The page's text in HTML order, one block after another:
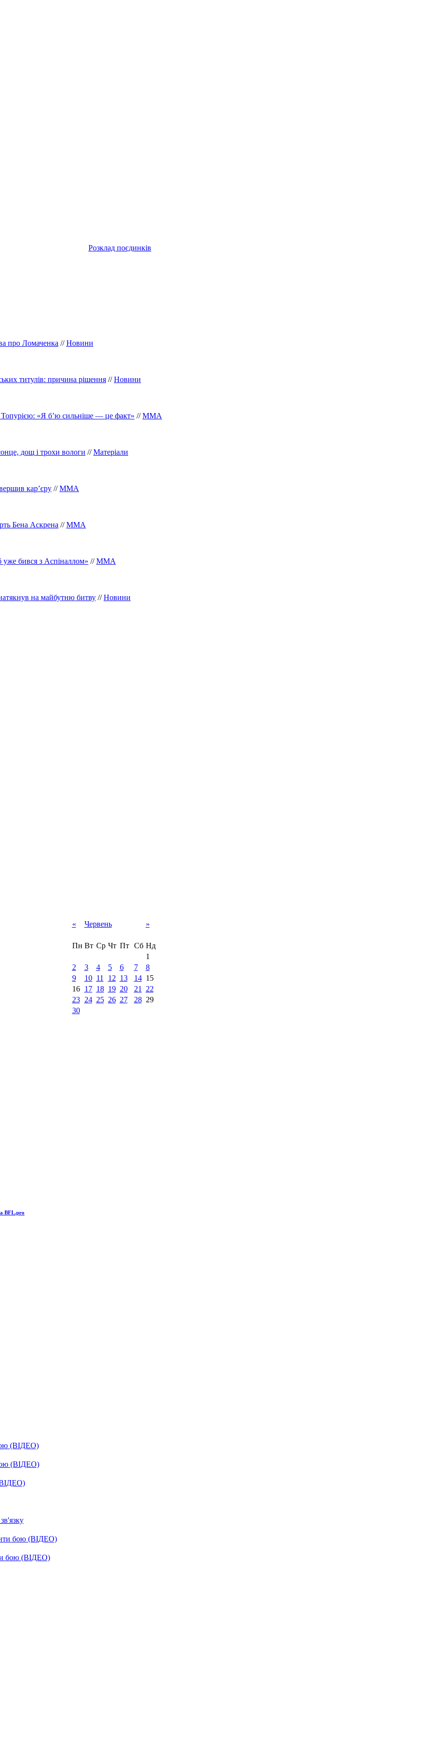
Розклад поєдинків
про Ломаченка //Новини
титулів: причина рішення //Новини
Топурією: «Я б’ю сильніше — це факт» //ММА
дощ і трохи вологи //Матеріали
кар’єру //ММА
Бена Аскрена //ММА
уже бився з Аспіналлом» //ММА
на майбутню битву //Новини
« Червень »
Пн Вт Ср Чт Пт Сб Нд
1
2
3 4 5 6 7
8
9
10 11 12 13 14 15
16
17 18 19 20 21
22
23
24 25 26 27 28 29
30
BFL.pro
(ВІДЕО)
(ВІДЕО)
бою (ВІДЕО)
бою (ВІДЕО)